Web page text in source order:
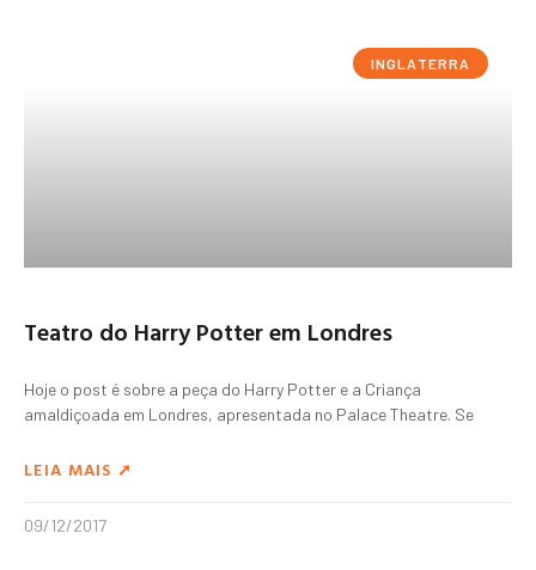
INGLATERRA
Teatro do Harry Potter em Londres
Hoje o post é sobre a peça do Harry Potter e a Criança
amaldiçoada em Londres, apresentada no Palace Theatre. Se
LEIA MAIS ➚
09/12/2017